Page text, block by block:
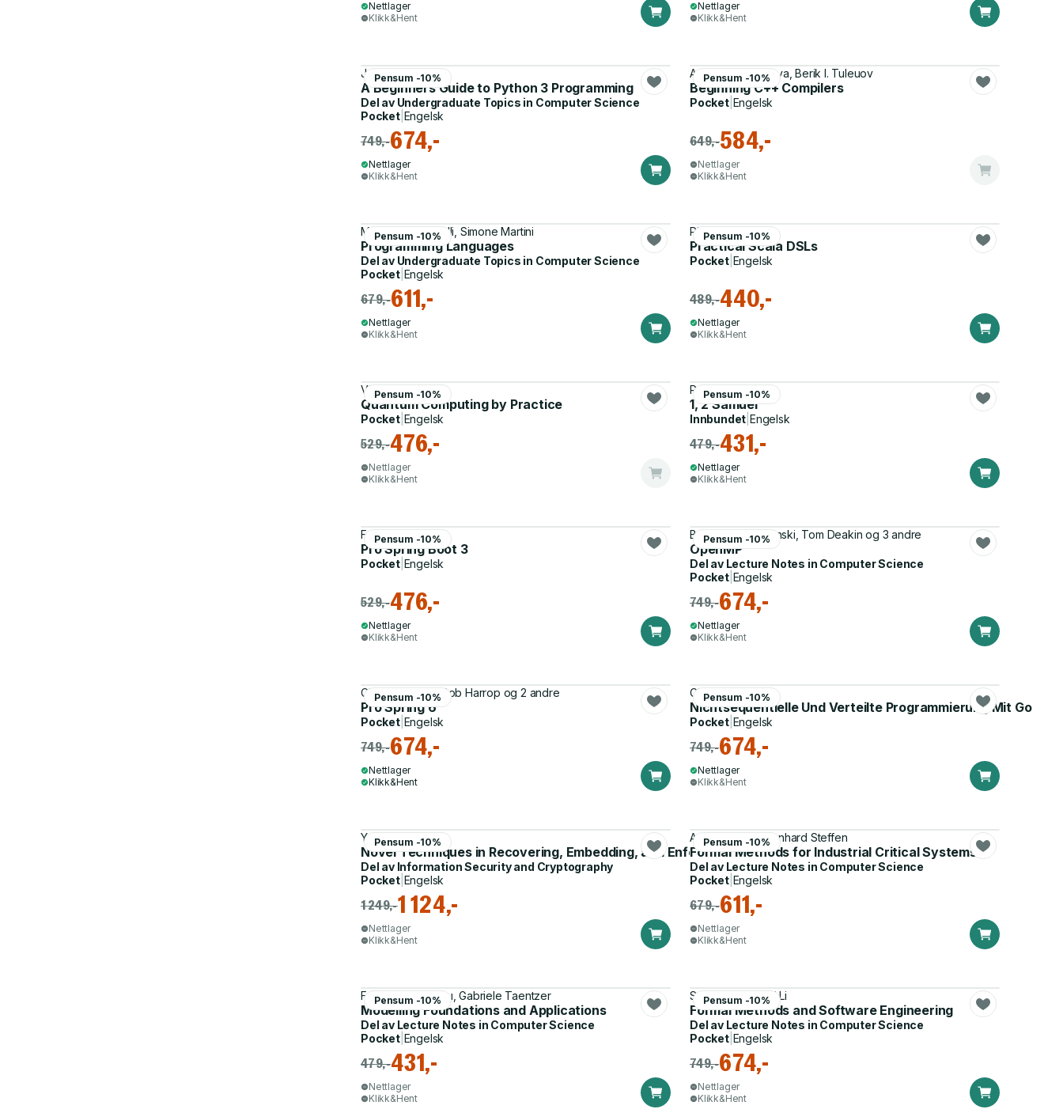
Nettlager
Klikk&Hent
Nettlager
Klikk&Hent
Pensum -10%
John Hunt
A Beginners Guide to Python 3 Programming
Del av Undergraduate Topics in Computer Science
Pocket| Engelsk
749,-674,-
Nettlager
Klikk&Hent
Pensum -10%
Ademi B. Ospanova, Berik I. Tuleuov
Beginning C++ Compilers
Pocket| Engelsk
649,-584,-
Nettlager
Klikk&Hent
Pensum -10%
Maurizio Gabbrielli, Simone Martini
Programming Languages
Del av Undergraduate Topics in Computer Science
Pocket| Engelsk
679,-611,-
Nettlager
Klikk&Hent
Pensum -10%
Pierluigi Riti
Practical Scala DSLs
Pocket| Engelsk
489,-440,-
Nettlager
Klikk&Hent
Pensum -10%
Vladimir Silva
Quantum Computing by Practice
Pocket| Engelsk
529,-476,-
Nettlager
Klikk&Hent
Pensum -10%
Robert D. Bergen
1, 2 Samuel
Innbundet |Engelsk
479,-431,-
Nettlager
Klikk&Hent
Pensum -10%
Felipe Gutierrez
Pro Spring Boot 3
Pocket| Engelsk
529,-476,-
Nettlager
Klikk&Hent
Pensum -10%
Bronis R. de Supinski, Tom Deakin og 3 andre
OpenMP
Del av Lecture Notes in Computer Science
Pocket| Engelsk
749,-674,-
Nettlager
Klikk&Hent
Pensum -10%
Chris Schaefer, Rob Harrop og 2 andre
Pro Spring 6
Pocket| Engelsk
749,-674,-
Nettlager
Klikk&Hent
Pensum -10%
Christian Maurer
Nichtsequentielle Und Verteilte Programmierung Mit Go
Pocket| Engelsk
749,-674,-
Nettlager
Klikk&Hent
Pensum -10%
Yan Lin
Novel Techniques in Recovering, Embedding, and Enforcing Policies for Control-Flow Integrity
Del av Information Security and Cryptography
Pocket| Engelsk
1 249,-1 124,-
Nettlager
Klikk&Hent
Pensum -10%
Anne Remke, Bernhard Steffen
Formal Methods for Industrial Critical Systems
Del av Lecture Notes in Computer Science
Pocket| Engelsk
679,-611,-
Nettlager
Klikk&Hent
Pensum -10%
Francis Bordeleau, Gabriele Taentzer
Modelling Foundations and Applications
Del av Lecture Notes in Computer Science
Pocket| Engelsk
479,-431,-
Nettlager
Klikk&Hent
Pensum -10%
Sofiène Tahar, Yi Li
Formal Methods and Software Engineering
Del av Lecture Notes in Computer Science
Pocket| Engelsk
749,-674,-
Nettlager
Klikk&Hent